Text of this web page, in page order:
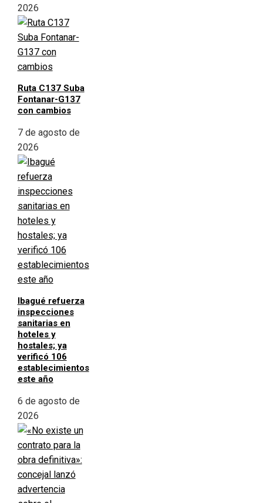
2026
Ruta C137 Suba
Fontanar-G137
con cambios
7 de agosto de
2026
Ibagué refuerza
inspecciones
sanitarias en
hoteles y
hostales; ya
verificó 106
establecimientos
este año
6 de agosto de
2026